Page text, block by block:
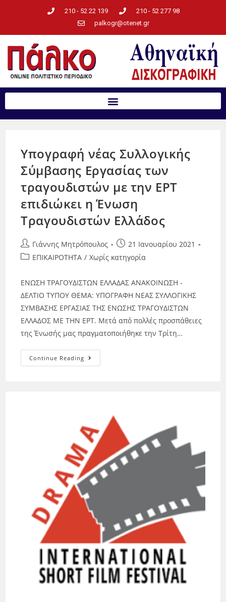
210 - 52 22 139
210 - 52 277 98
palkogr@otenet.gr
Υπογραφή νέας Συλλογικής
Σύμβασης Εργασίας των
τραγουδιστών με την ΕΡΤ
επιδιώκει η Ένωση
Τραγουδιστών Ελλάδος
Γιάννης Μητρόπουλος
21 Ιανουαρίου 2021
ΕΠΙΚΑΙΡΟΤΗΤΑ / Χωρίς κατηγορία
ΕΝΩΣΗ ΤΡΑΓΟΥΔΙΣΤΩΝ ΕΛΛΑΔΑΣ ΑΝΑΚΟΙΝΩΣΗ -
ΔΕΛΤΙΟ ΤΥΠΟΥ ΘΕΜΑ: ΥΠΟΓΡΑΦΗ ΝΕΑΣ ΣΥΛΛΟΓΙΚΗΣ
ΣΥΜΒΑΣΗΣ ΕΡΓΑΣΙΑΣ ΤΗΣ ΕΝΩΣΗΣ ΤΡΑΓΟΥΔΙΣΤΩΝ
ΕΛΛΑΔΟΣ ΜΕ ΤΗΝ ΕΡΤ. Μετά από πολλές προσπάθειες
της Ένωσής μας πραγματοποιήθηκε την Τρίτη…
Continue Reading